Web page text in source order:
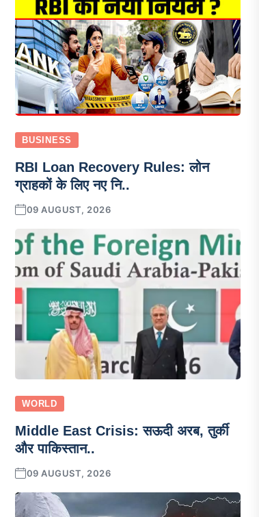
BUSINESS
RBI Loan Recovery Rules: लोन
ग्राहकों के लिए नए नि..
09 AUGUST, 2026
WORLD
Middle East Crisis: सऊदी अरब, तुर्की
और पाकिस्तान..
09 AUGUST, 2026